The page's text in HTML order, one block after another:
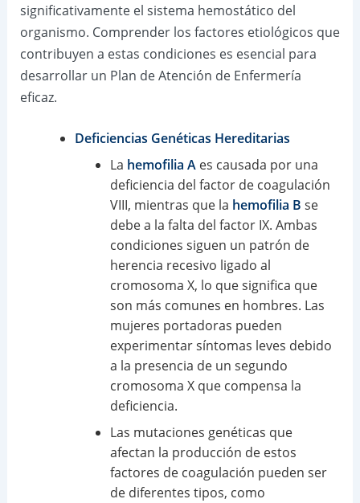
significativamente el sistema hemostático del
organismo. Comprender los factores etiológicos que
contribuyen a estas condiciones es esencial para
desarrollar un Plan de Atención de Enfermería
eficaz.
Deficiencias Genéticas Hereditarias
La hemofilia Aes causada por una
deficiencia del factor de coagulación
VIII, mientras que la hemofilia B se
debe a la falta del factor IX. Ambas
condiciones siguen un patrón de
herencia recesivo ligado al
cromosoma X, lo que significa que
son más comunes en hombres. Las
mujeres portadoras pueden
experimentar síntomas leves debido
a la presencia de un segundo
cromosoma X que compensa la
deficiencia.
Las mutaciones genéticas que
afectan la producción de estos
factores de coagulación pueden ser
de diferentes tipos, como